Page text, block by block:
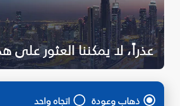
عذراً، لا يمكننا العثور
ذهاب وعودة اتجاه واحد